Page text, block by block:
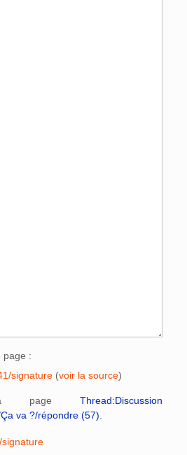
page :
signature (voir la source)
page Thread:Discussion
va ?/répondre (57).
signature